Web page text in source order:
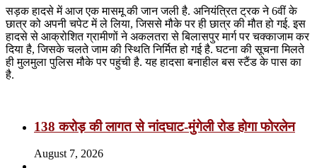
सड़क हादसे में आज एक मासमू की जान जली है. अनियंत्रित ट्रक ने 6वीं के
छात्र को अपनी चपेट में ले लिया, जिससे मौके पर ही छात्र की मौत हो गई. इस
हादसे से आक्रोशित ग्रामीणों ने अकलतरा से बिलासपुर मार्ग पर चक्काजाम कर
दिया है, जिसके चलते जाम की स्थिति निर्मित हो गई है. घटना की सूचना मिलते
ही मुलमुला पुलिस मौके पर पहुंची है. यह हादसा बनाहील बस स्टैंड के पास का
है.
138 करोड़ की लागत से नांदघाट-मुंगेली रोड होगा फोरलेन
August 7, 2026